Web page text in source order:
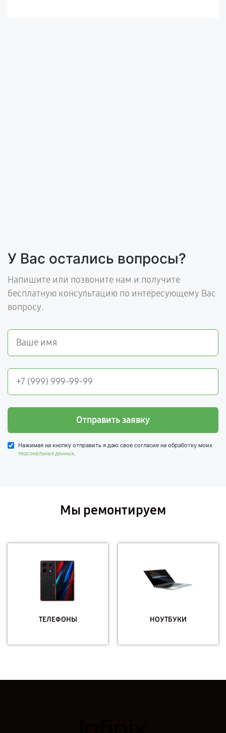
У Вас остались вопросы?
Напишите или позвоните нам и получите
бесплатную консультацию по интересующему Вас
вопросу.
Отправить заявку
Нажимая на кнопку отправить я даю свое согласие на обработку моих
персональных данных.
Мы ремонтируем
ТЕЛЕФОНЫ НОУТБУКИ